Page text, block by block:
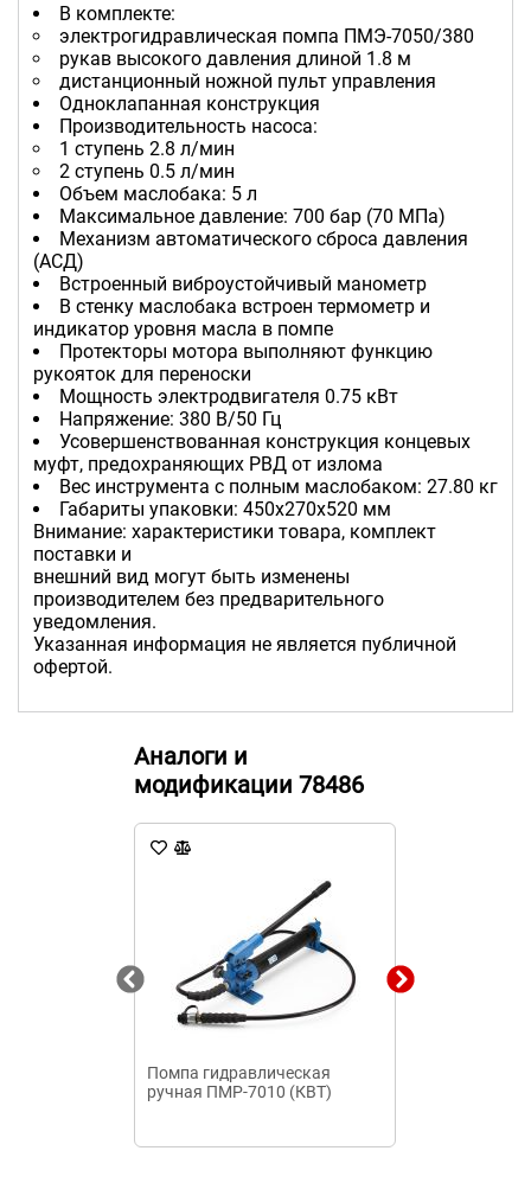
В комплекте:
электрогидравлическая помпа ПМЭ-7050/380
рукав высокого давления длиной 1.8 м
дистанционный ножной пульт управления
Одноклапанная конструкция
Производительность насоса:
1 ступень 2.8 л/мин
2 ступень 0.5 л/мин
Объем маслобака: 5 л
Максимальное давление: 700 бар (70 МПа)
Механизм автоматического сброса давления
(АСД)
Встроенный виброустойчивый манометр
В стенку маслобака встроен термометр и
индикатор уровня маcла в помпе
Протекторы мотора выполняют функцию
рукояток для переноски
Мощность электродвигателя 0.75 кВт
Напряжение: 380 В/50 Гц
Усовершенствованная конструкция концевых
муфт, предохраняющих РВД от излома
Вес инструмента с полным маслобаком: 27.80 кг
Габариты упаковки: 450х270х520 мм
Внимание: характеристики товара, комплект
поставки и
внешний вид могут быть изменены
производителем без предварительного
уведомления.
Указанная информация не является публичной
офертой.
Аналоги и
модификации 78486
Помпа гидравлическая
ручная ПМР-7010 (КВТ)